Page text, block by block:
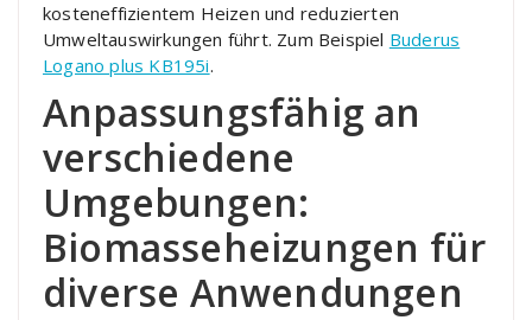
kosteneffizientem Heizen und reduzierten
Umweltauswirkungen führt. Zum Beispiel Buderus
Logano plus KB195i.
Anpassungsfähig an
verschiedene
Umgebungen:
Biomasseheizungen für
diverse Anwendungen